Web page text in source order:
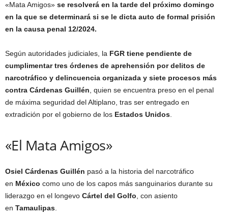
«Mata Amigos» se resolverá en la tarde del próximo domingo
en la que se determinará si se le dicta auto de formal prisión
en la causa penal 12/2024.
Según autoridades judiciales, la FGR tiene pendiente de
cumplimentar tres órdenes de aprehensión por delitos de
narcotráfico y delincuencia organizada y siete procesos más
contra Cárdenas Guillén , quien se encuentra preso en el penal
de máxima seguridad del Altiplano, tras ser entregado en
extradición por el gobierno de los Estados Unidos
«El Mata Amigos»
Osiel Cárdenas Guillén pasó a la historia del narcotráfico
en México como uno de los capos más sanguinarios durante su
liderazgo en el longevo Cártel del Golfo , con asiento
en Tamaulipas